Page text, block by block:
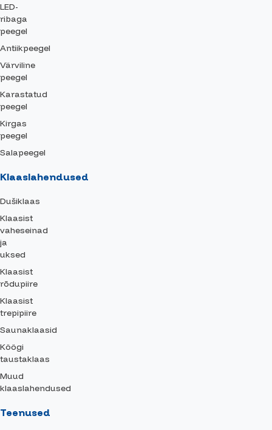
LED-
ribaga
peegel
Antiikpeegel
Värviline
peegel
Karastatud
peegel
Kirgas
peegel
Salapeegel
Klaaslahendused
Dušiklaas
Klaasist
vaheseinad
ja
uksed
Klaasist
rõdupiire
Klaasist
trepipiire
Saunaklaasid
Köögi
taustaklaas
Muud
klaaslahendused
Teenused